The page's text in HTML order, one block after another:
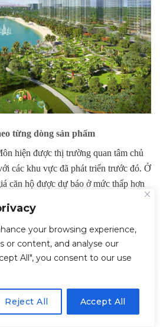
your browsing experience,
or content, and analyse our
All", you consent to our use
Reject All Accept All
từng dòng sản phẩm
hiện được thị trường quan tâm chủ
các khu vực đã phát triển trước đó. Ở
căn hộ được dự báo ở mức thấp hơn
có lợi thế hưởng lợi từ quy mô đại
thành theo thời gian.
vẫn được đánh giá là khu vực còn dư
trung và dài hạn. Mức giá của dự án
yếu tố, bao gồm thời điểm mở bán từng
hạ tầng xung quanh cũng như chính